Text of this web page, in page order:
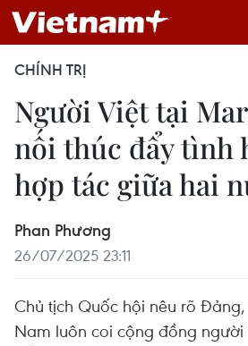
CHÍNH TRỊ
Người Việt tại
nối thúc đẩy tình
hợp tác giữa hai
Phan Phương
26/07/2025 23:11
Chủ tịch Quốc hội nêu rõ
Nam luôn coi cộng đồng